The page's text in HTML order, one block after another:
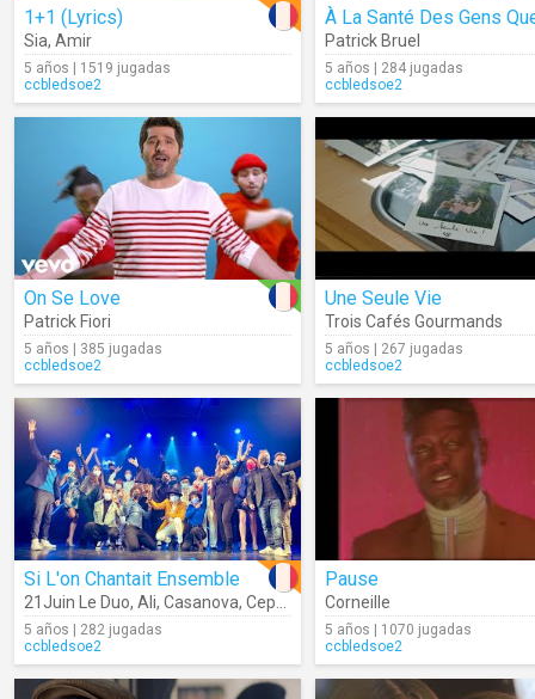
1+1 (Lyrics)
Sia, Amir
5 años | 1519 jugadas
ccbledsoe2
Patrick Bruel
5 años | 284 jugadas
ccbledsoe2
On Se Love
Patrick Fiori
5 años | 385 jugadas
ccbledsoe2
Une Seule Vie
Trois Cafés Gourmands
5 años | 267 jugadas
ccbledsoe2
Si L'on Chantait Ensemble
21Juin Le Duo, Ali, Casanova, Cephaz Philippine,
5 años | 282 jugadas
ccbledsoe2
Pause
Corneille
5 años | 1070 jugadas
ccbledsoe2